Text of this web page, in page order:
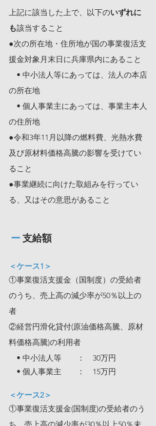
上記に該当した上で、以下のいずれに
も該当すること
●次の所在地・住所地が国の事業復活支
援金対象月末日に兵庫県内にあること
• 中小法人等にあっては、法人の本店
の所在地
• 個人事業主にあっては、事業主本人
の住所地
●令和3年11月以降の燃料費、光熱水費
及び原材料価格高騰の影響を受けてい
ること
●事業継続に向けた取組みを行ってい
る、又はその意思があること
ー 支給額
＜ケース1＞
①事業復活支援金（国制度）の受給者
のうち、売上高の減少率が50％以上の
者
②経営円滑化貸付(原油価格高騰、原材
料価格高騰)の利用者
• 中小法人等　　：　30万円
• 個人事業主　　：　15万円
＜ケース2＞
①事業復活支援金(国制度)の受給者のう